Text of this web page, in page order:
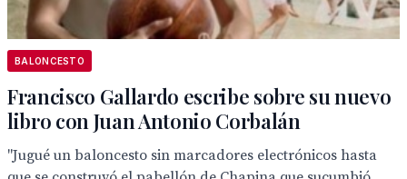
BALONCESTO
Francisco Gallardo escribe sobre su nuevo
libro con Juan Antonio Corbalán
"Jugué un baloncesto sin marcadores electrónicos hasta